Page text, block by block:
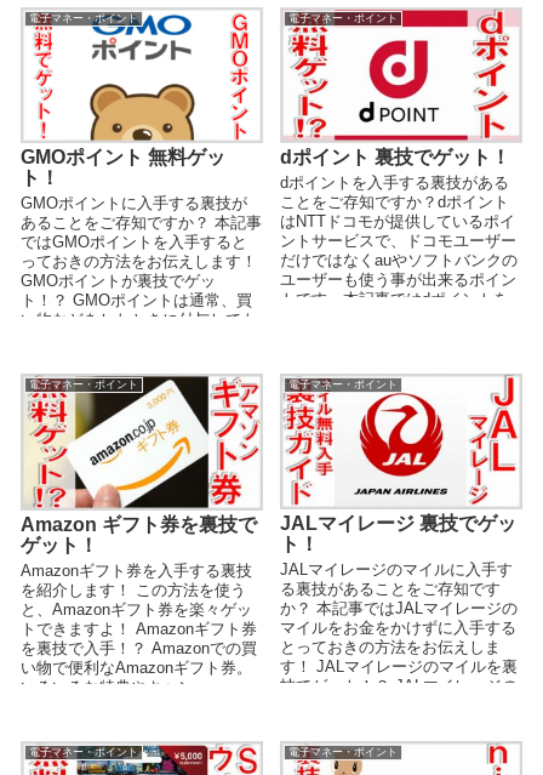
キャッシュにチャージする裏技や
ビットキャッシュのお得な貯め方
や使い方などについて解説しま
す。
電子マネー・ポイント
GMOポイント 無料ゲッ
ト！
GMOポイントに入手する裏技が
あることをご存知ですか？ 本記事
ではGMOポイントを入手すると
っておきの方法をお伝えします！
GMOポイントが裏技でゲッ
ト！？ GMOポイントは通常、買
い物などをしたときに付与しても
電子マネー・ポイント
dポイント 裏技でゲット！
dポイントを入手する裏技がある
ことをご存知ですか？dポイント
はNTTドコモが提供しているポイ
ントサービスで、ドコモユーザー
だけではなくauやソフトバンクの
ユーザーも使う事が出来るポイン
トです。本記事ではdポイントを
電子マネー・ポイント
Amazon ギフト券を裏技で
ゲット！
Amazonギフト券を入手する裏技
を紹介します！ この方法を使う
と、Amazonギフト券を楽々ゲッ
トできますよ！ Amazonギフト券
を裏技で入手！？ Amazonでの買
い物で便利なAmazonギフト券。
いろいろな特典やキャン...
電子マネー・ポイント
JALマイレージ 裏技でゲッ
ト！
JALマイレージのマイルに入手す
る裏技があることをご存知です
か？ 本記事ではJALマイレージの
マイルをお金をかけずに入手する
とっておきの方法をお伝えしま
す！ JALマイレージのマイルを裏
技でゲット！？ JALマイレージの
電子マネー・ポイント 電子マネー・ポイント